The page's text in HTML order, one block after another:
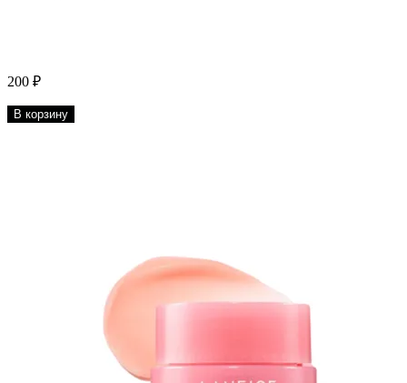
200 ₽
В корзину